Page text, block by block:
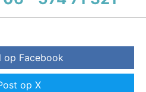
op Facebook
op X